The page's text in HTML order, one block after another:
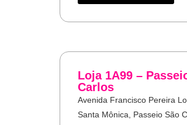
Loja 1A99 –
Carlos
Avenida Francisco Pereira
Santa Mônica, Passeio São